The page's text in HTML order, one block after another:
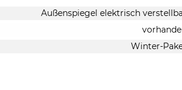
Außenspiegel elektrisch
Winter-